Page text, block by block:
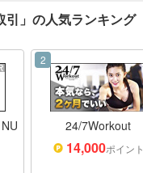
引」の人気ランキング
2
24/7Workout
14,000ポイント